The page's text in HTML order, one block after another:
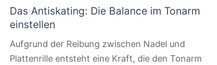
Das Antiskating: Die Balance im Tonarm
einstellen
Aufgrund der Reibung zwischen Nadel und
Plattenrille entsteht eine Kraft, die den Tonarm